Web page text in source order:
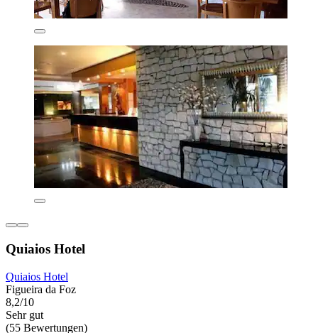
Quiaios Hotel
Quiaios Hotel
Figueira da Foz
8,2/10
Sehr gut
(55 Bewertungen)